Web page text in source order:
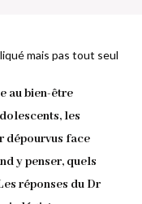
mais pas tout seul
au bien-être
les
dépourvus face
y penser, quels
réponses du Dr